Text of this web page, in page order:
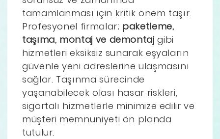
tamamlanması için kritik önem taşır.
Profesyonel firmalar; paketleme,
taşıma, montaj ve demontaj gibi
hizmetleri eksiksiz sunarak eşyaların
güvenle yeni adreslerine ulaşmasını
sağlar. Taşınma sürecinde
yaşanabilecek olası hasar riskleri,
sigortalı hizmetlerle minimize edilir ve
müşteri memnuniyeti ön planda
tutulur.